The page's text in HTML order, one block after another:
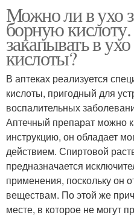
Можно ли в ухо
борную
закапывать в
кислоты?
В аптеках реализуется
кислоты, пригодный для
воспалительных
Аптечный препарат можно
инструкцию, он обладает
действием. Спиртовой
предназначается
применения, поскольку он
веществам. По этой же
месте, в которое не могут